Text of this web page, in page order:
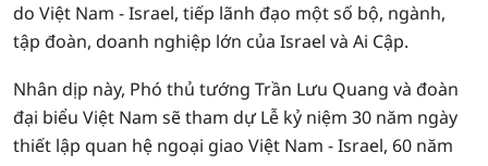
do Việt Nam - Israel, tiếp lãnh đạo một số bộ, ngành,
tập đoàn, doanh nghiệp lớn của Israel và Ai Cập.
Nhân dịp này, Phó thủ tướng Trần Lưu Quang và đoàn
đại biểu Việt Nam sẽ tham dự Lễ kỷ niệm 30 năm ngày
thiết lập quan hệ ngoại giao Việt Nam - Israel, 60 năm